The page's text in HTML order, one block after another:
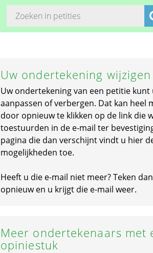
Uw ondertekening wijzigen
Uw ondertekening van een petitie kunt
aanpassen of verbergen. Dat kan heel
door opnieuw te klikken op de link die
toestuurden in de e-mail ter
pagina die dan verschijnt vindt u hier
mogelijkheden toe.
Heeft u die e-mail niet meer? Teken dan
opnieuw en u krijgt die e-mail weer.
Meer ondertekenaars met
opiniestuk